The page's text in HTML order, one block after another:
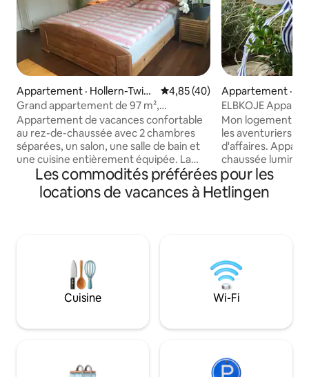
Appartement · Hollern-Twiel
enfleth
Note moyenne de 4,85 sur 5,
4,85 (40)
Grand appartement de 97 m²,
2 chambres, plage et jardin, pour 4
Appartement de vacances confortable
au rez-de-chaussée avec 2 chambres
séparées, un salon, une salle de bain et
une cuisine entièrement équipée. La
terrasse couverte avec coin salon et le
jardin sont à la disposition de tous les
clients sur place pour une utilisation
l'Elbe – les pistes cyclables et la plage de
sable fin invitent à la détente. 4 places
de stationnement gratuites pour les
voitures et les fourgonnettes. Idéal pour
qui recherchent un lieu de repos calme
Appartement ·
ELBKOJE
personnes
Mon logement
les aventuriers
d'affaires.
chaussée
au calme, dans
avec entrée
salle de douche
équipée avec
café, bouilloire,
vaisselle et
dans le jardin est
Les commodités préférées pour les
locations de vacances à Hetlingen
Cuisine Wi-Fi